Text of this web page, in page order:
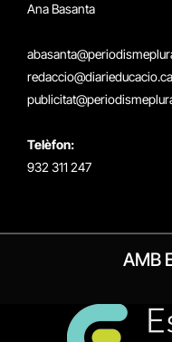
Ana Basanta
Telèfon:
932 311 247
AMB